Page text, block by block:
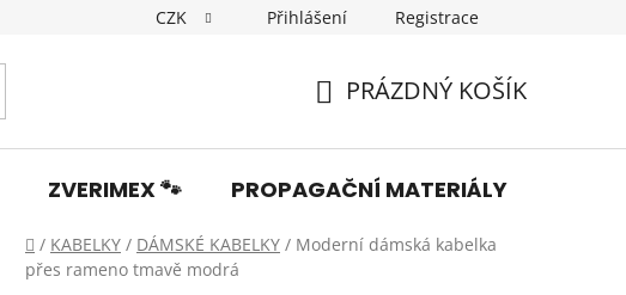
Dopravné Obchodní podmínky Podmínky ochrany
CZK Přihlášení Registrace
KOŠÍK
PRÁZDNÝ KOŠÍK
ZVERIMEX 🐾 PROPAGAČNÍ MATERIÁLY
Domů
/ KABELKY / DÁMSKÉ KABELKY / Moderní dámská kabelka
přes rameno tmavě modrá